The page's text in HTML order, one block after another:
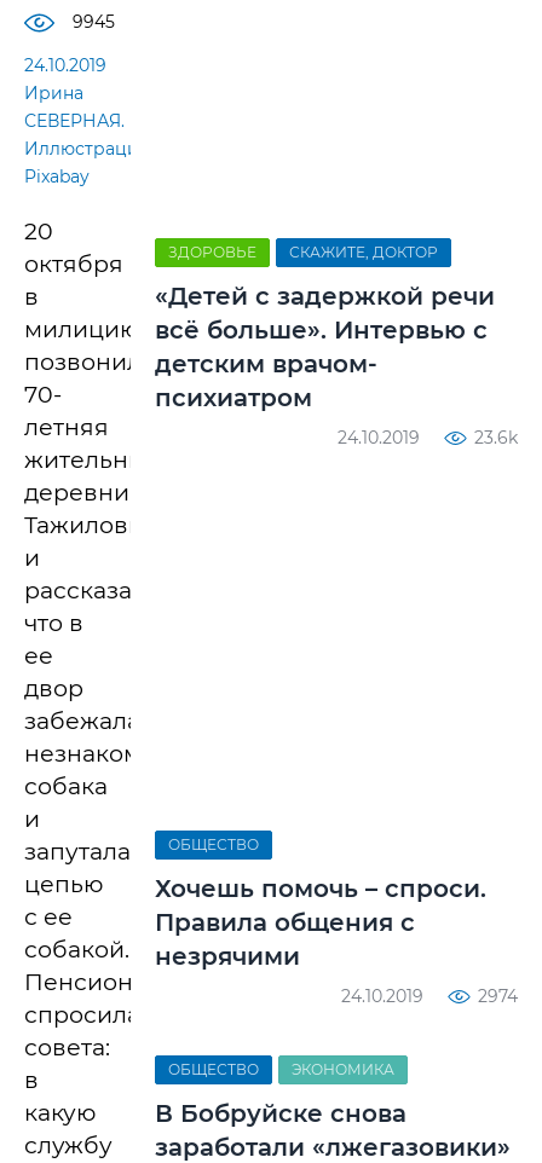
9945
24.10.2019
Ирина
СЕВЕРНАЯ.
Иллюстрация
Pixabay
20
октября
в
милицию
позвонила
70-
летняя
жительница
деревни
Тажиловичи
и
рассказала,
что в
ее
двор
забежала
незнакомая
собака
и
запуталась
цепью
с ее
собакой.
Пенсионерка
спросила
совета:
в
какую
службу
ЗДОРОВЬЕ СКАЖИТЕ, ДОКТОР
«Детей с задержкой речи
всё больше». Интервью с
детским врачом-
психиатром
24.10.2019 23.6k
ОБЩЕСТВО
Хочешь помочь – спроси.
Правила общения с
незрячими
24.10.2019 2974
ОБЩЕСТВО ЭКОНОМИКА
В Бобруйске снова
заработали «лжегазовики»